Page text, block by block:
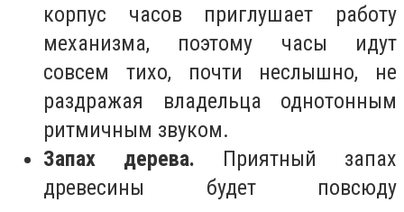
корпус часов приглушает работу
механизма, поэтому часы идут
совсем тихо, почти неслышно, не
раздражая владельца однотонным
ритмичным звуком.
Запах дерева. Приятный запах
древесины будет повсюду